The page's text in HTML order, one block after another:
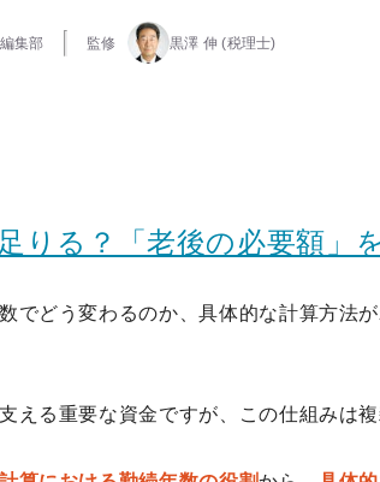
集部 監修 黒澤 伸 (税理士)
りる？「老後の必要額」
でどう変わるのか、具体的な計算方法
える重要な資金ですが、この仕組みは複